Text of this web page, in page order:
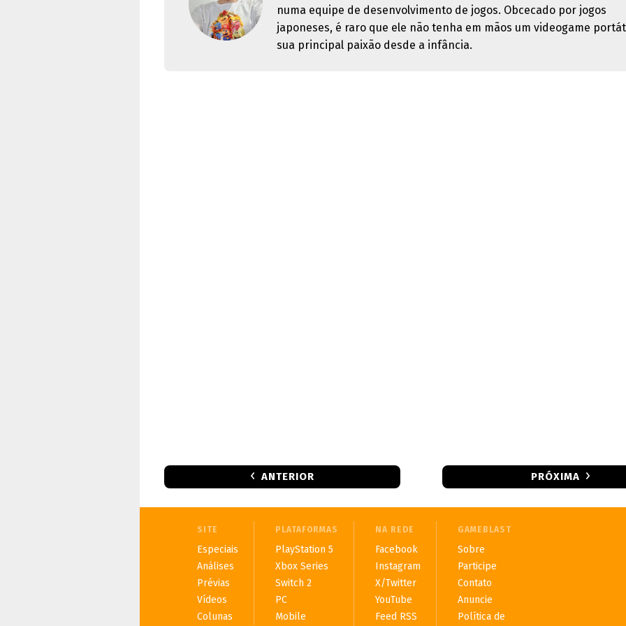
numa equipe de desenvolvimento de jogos. Obcecado por jogos
japoneses, é raro que ele não tenha em mãos um videogame
sua principal paixão desde a infância.
ANTERIOR PRÓXIMA
SITE
Especiais
Análises
Prévias
Vídeos
Colunas
PLATAFORMAS
PlayStation 5
Xbox Series
Switch 2
PC
Mobile
NA REDE
Facebook
Instagram
X/Twitter
YouTube
Feed RSS
GAMEBLAST
Sobre
Participe
Contato
Anuncie
Política de